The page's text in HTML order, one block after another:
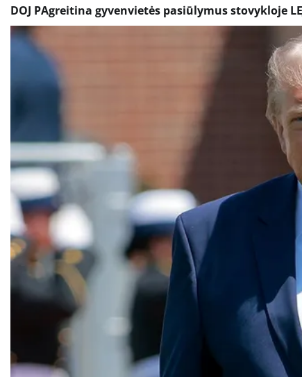
DOJ PAgreitina gyvenvietės pasiūlymus stovykloje